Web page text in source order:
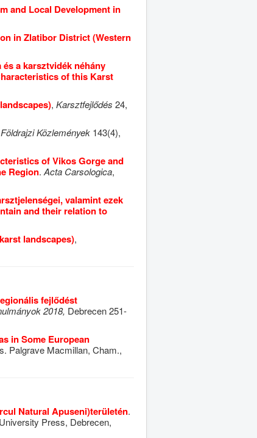
and Local Development in
in Zlatibor District (Western
a karsztvidék néhány
of this Karst
, Karsztfejlődés 24,
Földrajzi Közlemények 143(4),
of Vikos Gorge and
Region.Acta Carsologica,
valamint ezek
and their relation to
landscapes),
fejlődést
2018, Debrecen 251-
in Some European
Palgrave Macmillan, Cham.,
Natural Apuseni)területén.
Press, Debrecen,